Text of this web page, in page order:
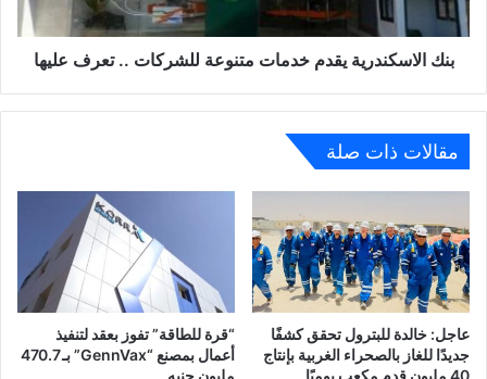
تعرف
عليها
بنك الاسكندرية يقدم خدمات متنوعة للشركات .. تعرف عليها
مقالات ذات صلة
عاجل: خالدة للبترول تحقق كشفًا
جديدًا للغاز بالصحراء الغربية بإنتاج
“قرة للطاقة” تفوز بعقد لتنفيذ
أعمال بمصنع “GennVax” بـ 470.7